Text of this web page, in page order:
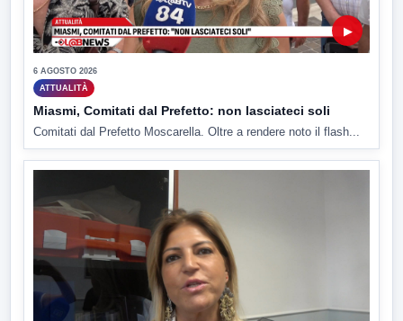
▶
6 AGOSTO 2026
ATTUALITÀ
Miasmi, Comitati dal Prefetto: non lasciateci soli
Comitati dal Prefetto Moscarella. Oltre a rendere noto il flash...